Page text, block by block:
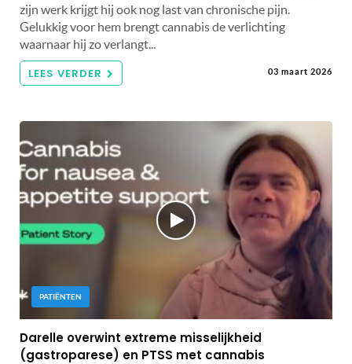
zijn werk krijgt hij ook nog last van chronische pijn.
Gelukkig voor hem brengt cannabis de verlichting
waarnaar hij zo verlangt...
LEES VERDER 03 maart 2026
PATIËNTEN
Darelle overwint extreme misselijkheid
(gastroparese) en PTSS met cannabis